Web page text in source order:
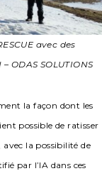
avec des
ODAS SOLUTIONS
la façon dont les
possible de ratisser
la possibilité de
par l’IA dans ces